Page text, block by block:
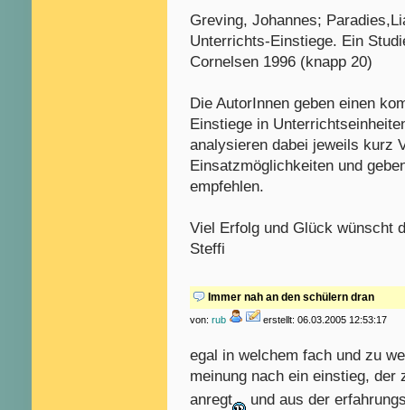
Greving, Johannes;
Unterrichts-Einstiege. Ein
Cornelsen 1996 (knapp 20)
Die AutorInnen geben einen
Einstiege in
analysieren dabei jeweils kurz
Einsatzmöglichkeiten und
empfehlen.
Viel Erfolg und Glück wünscht
Steffi
Immer nah an den schülern dran
von: rub erstellt: 06.03.2005 12:53:17
egal in welchem fach und zu
meinung nach ein einstieg, der
anregt
und aus der